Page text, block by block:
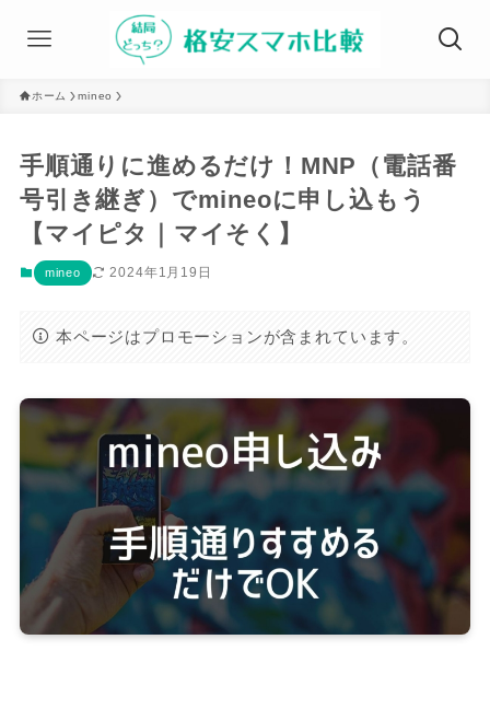
ホーム mineo
手順通りに進めるだけ！MNP（電話番
号引き継ぎ）でmineoに申し込もう
【マイピタ｜マイそく】
mineo 2024年1月19日
本ページはプロモーションが含まれています。